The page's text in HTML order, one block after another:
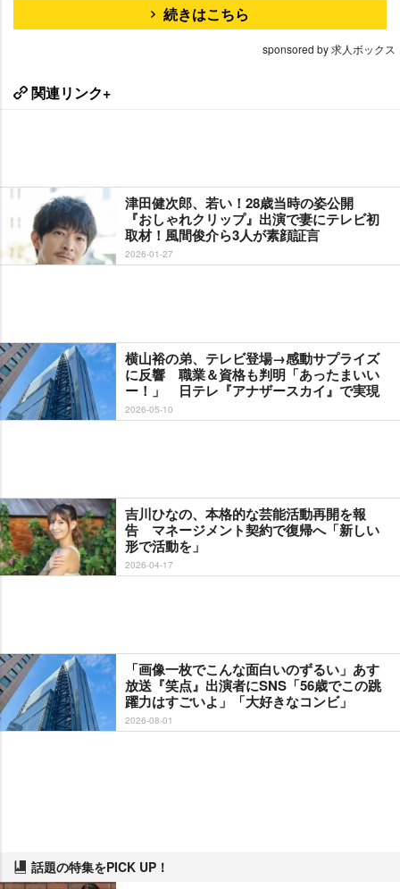
続きはこちら
sponsored by 求人ボックス
関連リンク+
津田健次郎、若い！28歳当時の姿公開
『おしゃれクリップ』出演で妻にテレビ初
取材！風間俊介ら3人が素顔証言
2026-01-27
横山裕の弟、テレビ登場→感動サプライズ
に反響 職業＆資格も判明「あったまいい
ー！」 日テレ『アナザースカイ』で実現
2026-05-10
吉川ひなの、本格的な芸能活動再開を報
告 マネージメント契約で復帰へ「新しい
形で活動を」
2026-04-17
「画像一枚でこんな面白いのずるい」あす
放送『笑点』出演者にSNS「56歳でこの跳
躍力はすごいよ」「大好きなコンビ」
2026-08-01
話題の特集をPICK UP！